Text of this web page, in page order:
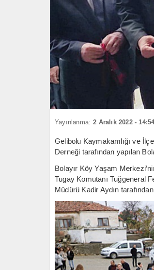
Yayınlanma: 2 Aralık 2022 -
Gelibolu Kaymakamlığı ve
Derneği tarafından yapılan
Bolayır Köy Yaşam
Tugay Komutanı Tuğgeneral
Müdürü Kadir Aydın